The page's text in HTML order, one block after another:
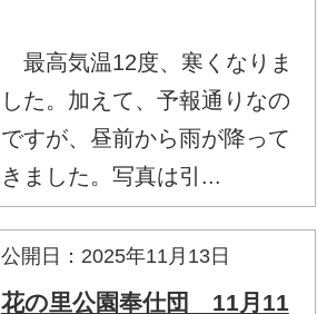
最高気温12度、寒くなりま
した。加えて、予報通りなの
ですが、昼前から雨が降って
きました。写真は引...
公開日：2025年11月13日
花の里公園奉仕団 11月11